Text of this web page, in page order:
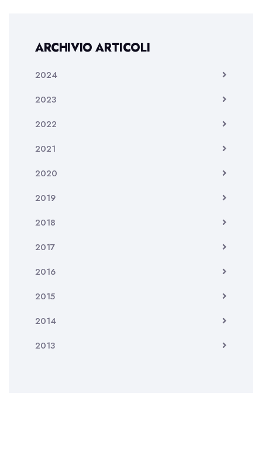
ARCHIVIO ARTICOLI
2024
2023
2022
2021
2020
2019
2018
2017
2016
2015
2014
2013